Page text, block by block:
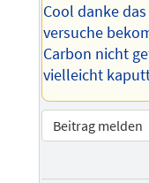
Cool danke
versuche
Carbon nicht
vielleicht
Beitrag melden